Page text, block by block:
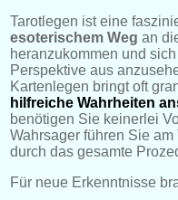
Tarotlegen ist eine
esoterischem Weg an
heranzukommen und
Perspektive aus
Kartenlegen bringt oft
hilfreiche Wahrheiten
benötigen Sie keinerlei
Wahrsager führen Sie
durch das gesamte
Für neue Erkenntnisse